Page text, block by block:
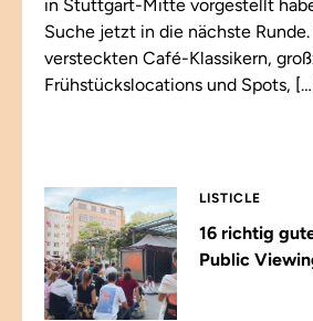
in Stuttgart-Mitte vorgestellt
Suche jetzt in die nächste
versteckten Café-Klassikern,
Frühstückslocations und Spots,
LISTICLE
16 richtig
Public